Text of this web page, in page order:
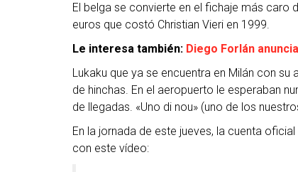
El belga se convierte en el fichaje más caro
euros que costó Christian Vieri en 1999.
Le interesa también: Diego Forlán
Lukaku que ya se encuentra en Milán con
de hinchas. En el aeropuerto le esperaban
de llegadas. «Uno di nou» (uno de los
En la jornada de este jueves, la cuenta
con este vídeo: